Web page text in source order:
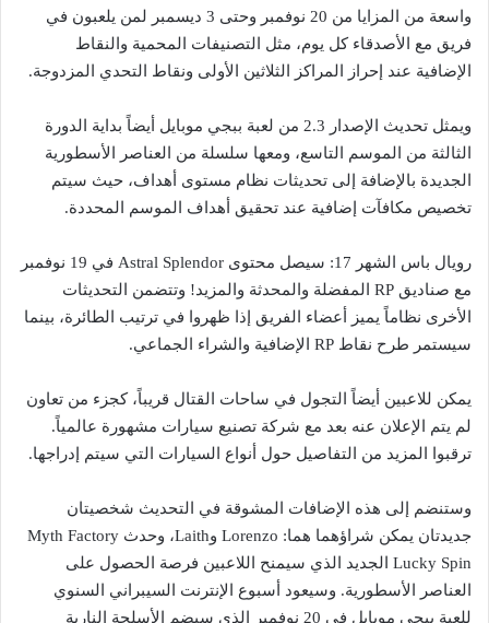
واسعة من المزايا من 20 نوفمبر وحتى 3 ديسمبر لمن يلعبون في
فريق مع الأصدقاء كل يوم، مثل التصنيفات المحمية والنقاط
الإضافية عند إحراز المراكز الثلاثين الأولى ونقاط التحدي المزدوجة.
ويمثل تحديث الإصدار 2.3 من لعبة ببجي موبايل أيضاً بداية الدورة
الثالثة من الموسم التاسع، ومعها سلسلة من العناصر الأسطورية
الجديدة بالإضافة إلى تحديثات نظام مستوى أهداف، حيث سيتم
تخصيص مكافآت إضافية عند تحقيق أهداف الموسم المحددة.
رويال باس الشهر 17: سيصل محتوى Astral Splendor في 19 نوفمبر
مع صناديق RP المفضلة والمحدثة والمزيد! وتتضمن التحديثات
الأخرى نظاماً يميز أعضاء الفريق إذا ظهروا في ترتيب الطائرة، بينما
سيستمر طرح نقاط RP الإضافية والشراء الجماعي.
يمكن للاعبين أيضاً التجول في ساحات القتال قريباً، كجزء من تعاون
لم يتم الإعلان عنه بعد مع شركة تصنيع سيارات مشهورة عالمياً.
ترقبوا المزيد من التفاصيل حول أنواع السيارات التي سيتم إدراجها.
وستنضم إلى هذه الإضافات المشوقة في التحديث شخصيتان
جديدتان يمكن شراؤهما هما: Lorenzo وLaith، وحدث Myth Factory
Lucky Spin الجديد الذي سيمنح اللاعبين فرصة الحصول على
العناصر الأسطورية. وسيعود أسبوع الإنترنت السيبراني السنوي
للعبة ببجي موبايل في 20 نوفمبر الذي سيضم الأسلحة النارية